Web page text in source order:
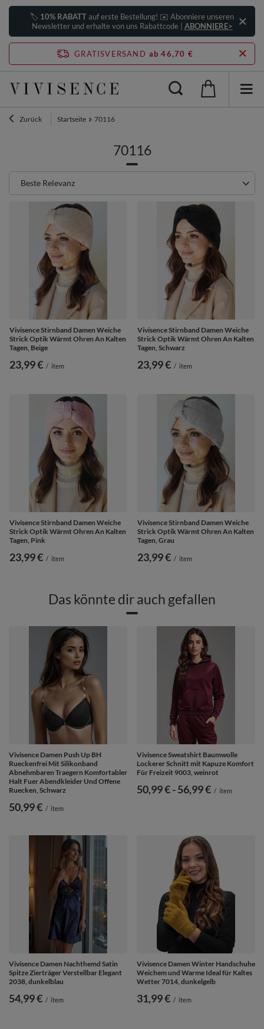
🏷️ 10% RABATTauf erste Bestellung! ✉️ Abonniere unseren
Newsletter und erhalte von uns Rabattcode | ABONNIERE>
GRATISVERSAND ab 46,70 €
Zurück Startseite 70116
70116
Sortierung ändern
Beste Relevanz
Vivisence Stirnband Damen Weiche
Strick Optik Wärmt Ohren An Kalten
Tagen, Beige
23,99 € / item
Vivisence Stirnband Damen Weiche
Strick Optik Wärmt Ohren An Kalten
Tagen, Schwarz
23,99 € / item
Vivisence Stirnband Damen Weiche
Strick Optik Wärmt Ohren An Kalten
Tagen, Pink
23,99 € / item
Vivisence Stirnband Damen Weiche
Strick Optik Wärmt Ohren An Kalten
Tagen, Grau
23,99 € / item
Das könnte dir auch gefallen
Vivisence Damen Push Up BH
Rueckenfrei Mit Silikonband
Abnehmbaren Traegern Komfortabler
Halt Fuer Abendkleider Und Offene
Ruecken, Schwarz
50,99 € / item
Vivisence Sweatshirt Baumwolle
Lockerer Schnitt mit Kapuze Komfort
Für Freizeit 9003, weinrot
ab
50,99 €-bis
56,99 € / item
Vivisence Damen Nachthemd Satin
Spitze Zierträger Verstellbar Elegant
2038, dunkelblau
54,99 € / item
Vivisence Damen Winter Handschuhe
Weichem und Warme Ideal für Kaltes
Wetter 7014, dunkelgelb
31,99 € / item